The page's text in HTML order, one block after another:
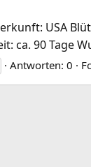
USA
90 Tage
Antworten: 0